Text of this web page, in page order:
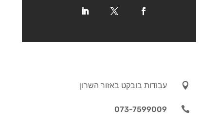
 עבודות בובקט באזור השרון

073-7599009